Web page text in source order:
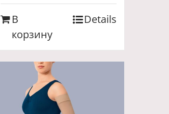
В
корзину
Details